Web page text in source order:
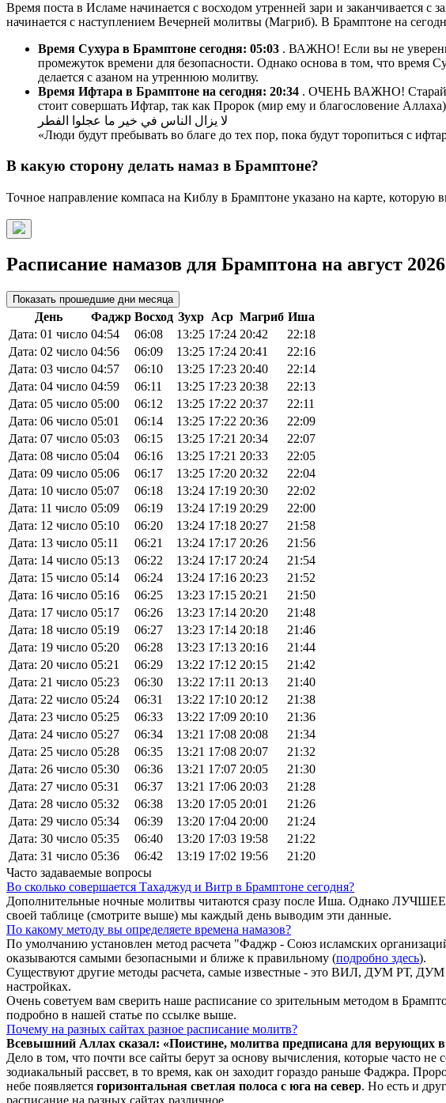
Время поста в Исламе начинается с восходом утренней зари и заканчивается
начинается с наступлением Вечерней молитвы (Магриб). В Брамптоне на
Время Сухура в Брамптоне сегодня: 05:03 . ВАЖНО! Если вы не уверены,
промежуток времени для безопасности. Однако основа в том, что время
делается с азаном на утреннюю молитву.
Время Ифтара в Брамптоне на сегодня: 20:34 . ОЧЕНЬ ВАЖНО!
стоит совершать Ифтар, так как Пророк (мир ему и благословение Аллаха)
لا يزال الناس في خير ما عجلوا الفطر
«Люди будут пребывать во благе до тех пор, пока будут торопиться с
В какую сторону делать намаз в Брамптоне?
Точное направление компаса на Киблу в Брамптоне указано на карте, которую
Расписание намазов для Брамптона на август 2026
Показать прошедшие дни месяца
День Фаджр Восход Зухр Аср Магриб Иша
Дата: 01 число 04:54 06:08 13:25 17:24 20:42
22:18
Дата: 02 число 04:56 06:09 13:25 17:24 20:41
22:16
Дата: 03 число 04:57 06:10 13:25 17:23 20:40
22:14
Дата: 04 число 04:59 06:11 13:25 17:23 20:38
22:13
Дата: 05 число 05:00 06:12 13:25 17:22 20:37
22:11
Дата: 06 число 05:01 06:14 13:25 17:22 20:36
22:09
Дата: 07 число 05:03 06:15 13:25 17:21 20:34
22:07
Дата: 08 число 05:04 06:16 13:25 17:21 20:33
22:05
Дата: 09 число 05:06 06:17 13:25 17:20 20:32
22:04
Дата: 10 число 05:07 06:18 13:24 17:19 20:30
22:02
Дата: 11 число 05:09 06:19 13:24 17:19 20:29
22:00
Дата: 12 число 05:10 06:20 13:24 17:18 20:27
21:58
Дата: 13 число 05:11 06:21 13:24 17:17 20:26
21:56
Дата: 14 число 05:13 06:22 13:24 17:17 20:24
21:54
Дата: 15 число 05:14 06:24 13:24 17:16 20:23
21:52
Дата: 16 число 05:16 06:25 13:23 17:15 20:21
21:50
Дата: 17 число 05:17 06:26 13:23 17:14 20:20
21:48
Дата: 18 число 05:19 06:27 13:23 17:14 20:18
21:46
Дата: 19 число 05:20 06:28 13:23 17:13 20:16
21:44
Дата: 20 число 05:21 06:29 13:22 17:12 20:15
21:42
Дата: 21 число 05:23 06:30 13:22 17:11 20:13
21:40
Дата: 22 число 05:24 06:31 13:22 17:10 20:12
21:38
Дата: 23 число 05:25 06:33 13:22 17:09 20:10
21:36
Дата: 24 число 05:27 06:34 13:21 17:08 20:08
21:34
Дата: 25 число 05:28 06:35 13:21 17:08 20:07
21:32
Дата: 26 число 05:30 06:36 13:21 17:07 20:05
21:30
Дата: 27 число 05:31 06:37 13:21 17:06 20:03
21:28
Дата: 28 число 05:32 06:38 13:20 17:05 20:01
21:26
Дата: 29 число 05:34 06:39 13:20 17:04 20:00
21:24
Дата: 30 число 05:35 06:40 13:20 17:03 19:58
21:22
Дата: 31 число 05:36 06:42 13:19 17:02 19:56
21:20
Часто задаваемые вопросы
Во сколько совершается Тахаджуд и Витр в Брамптоне сегодня?
Дополнительные ночные молитвы читаются сразу после Иша. Однако ЛУЧШЕЕ
своей таблице (смотрите выше) мы каждый день выводим эти данные.
По какому методу вы определяете времена намазов?
По умолчанию установлен метод расчета "Фаджр - Союз исламских
оказываются самыми безопасными и ближе к правильному (подробно здесь).
Существуют другие методы расчета, самые известные - это ВИЛ, ДУМ
настройках.
Очень советуем вам сверить наше расписание со зрительным методом в
подробно в нашей статье по ссылке выше.
Почему на разных сайтах разное расписание молитв?
Всевышний Аллах сказал: «Поистине, молитва предписана для верующих в
Дело в том, что почти все сайты берут за основу вычисления, которые часто
зодиакальный рассвет, в то время, как он заходит гораздо раньше Фаджра.
небе появляется горизонтальная светлая полоса с юга на север. Но есть и